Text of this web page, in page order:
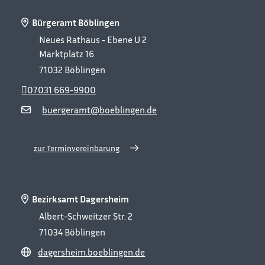
Bürgeramt Böblingen
Neues Rathaus - Ebene U 2
Marktplatz 16
71032 Böblingen
buergeramt@boeblingen.de
07031 669-9900
zur Terminvereinbarung
Bezirksamt Dagersheim
Albert-Schweitzer Str. 2
71034 Böblingen
dagersheim.boeblingen.de